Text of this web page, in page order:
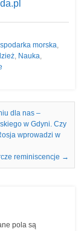
morska,
, Nauka,
dla nas –
w Gdyni. Czy
wprowadzi w
reminiscencje →
pola są